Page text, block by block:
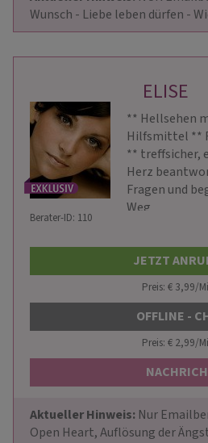
Wunsch - Liebe leben dürfen -
ELISE
** Hellsehen
Hilfsmittel **
** treffsicher,
Herz
Fragen und
Weg
Berater-ID: 110
JETZT
Preis: € 3,99/
OFFLINE -
Preis: € 2,99/
Aktueller Hinweis: Nur
Open Heart, Auflösung der